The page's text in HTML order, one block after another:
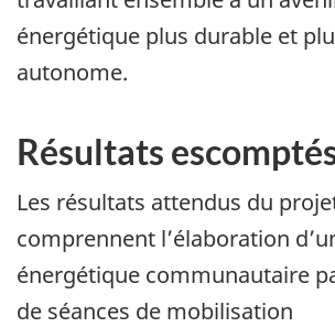
énergétique plus durable et
autonome.
Résultats
Les résultats attendus du
comprennent l’élaboration
énergétique communautaire
de séances de mobilisation